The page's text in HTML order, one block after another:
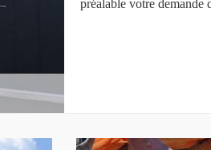
préalable votre demande